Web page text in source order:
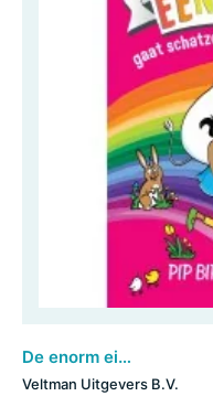
De enorm eigenwijze eenhoorn gaat schatzoeken
Veltman Uitgevers B.V.